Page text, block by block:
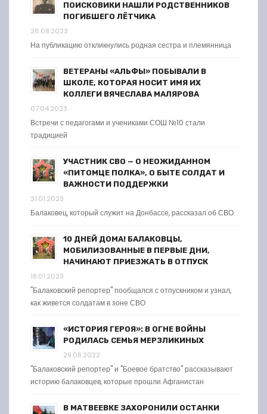
ПОИСКОВИКИ НАШЛИ РОДСТВЕННИКОВ
ПОГИБШЕГО ЛЁТЧИКА
26.08.2023
На публикацию откликнулись родная сестра и племянница
ВЕТЕРАНЫ «АЛЬФЫ» ПОБЫВАЛИ В
ШКОЛЕ, КОТОРАЯ НОСИТ ИМЯ ИХ
КОЛЛЕГИ ВЯЧЕСЛАВА МАЛЯРОВА
07.04.2023
Встречи с педагогами и учениками СОШ №10 стали
традицией
УЧАСТНИК СВО — О НЕОЖИДАННОМ
«ПИТОМЦЕ ПОЛКА», О БЫТЕ СОЛДАТ И
ВАЖНОСТИ ПОДДЕРЖКИ
31.01.2023
Балаковец, который служит на Донбассе, рассказал об СВО
10 ДНЕЙ ДОМА! БАЛАКОВЦЫ,
МОБИЛИЗОВАННЫЕ В ПЕРВЫЕ ДНИ,
НАЧИНАЮТ ПРИЕЗЖАТЬ В ОТПУСК
18.01.2023
"Балаковский репортер" пообщался с отпускником и узнал,
как живется солдатам в зоне СВО
«ИСТОРИЯ ГЕРОЯ»: В ОГНЕ ВОЙНЫ
РОДИЛАСЬ СЕМЬЯ МЕРЗЛИКИНЫХ
29.08.2022
"Балаковский репортер" и "Боевое братство" рассказывают
историю балаковцев, которые прошли Афганистан
В МАТВЕЕВКЕ ЗАХОРОНИЛИ ОСТАНКИ